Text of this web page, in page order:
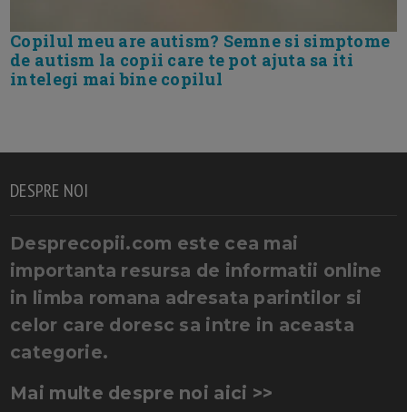
Copilul meu are autism? Semne si simptome
de autism la copii care te pot ajuta sa iti
intelegi mai bine copilul
DESPRE NOI
Desprecopii.com este cea mai
importanta resursa de informatii online
in limba romana adresata parintilor si
celor care doresc sa intre in aceasta
categorie.
Mai multe despre noi aici >>